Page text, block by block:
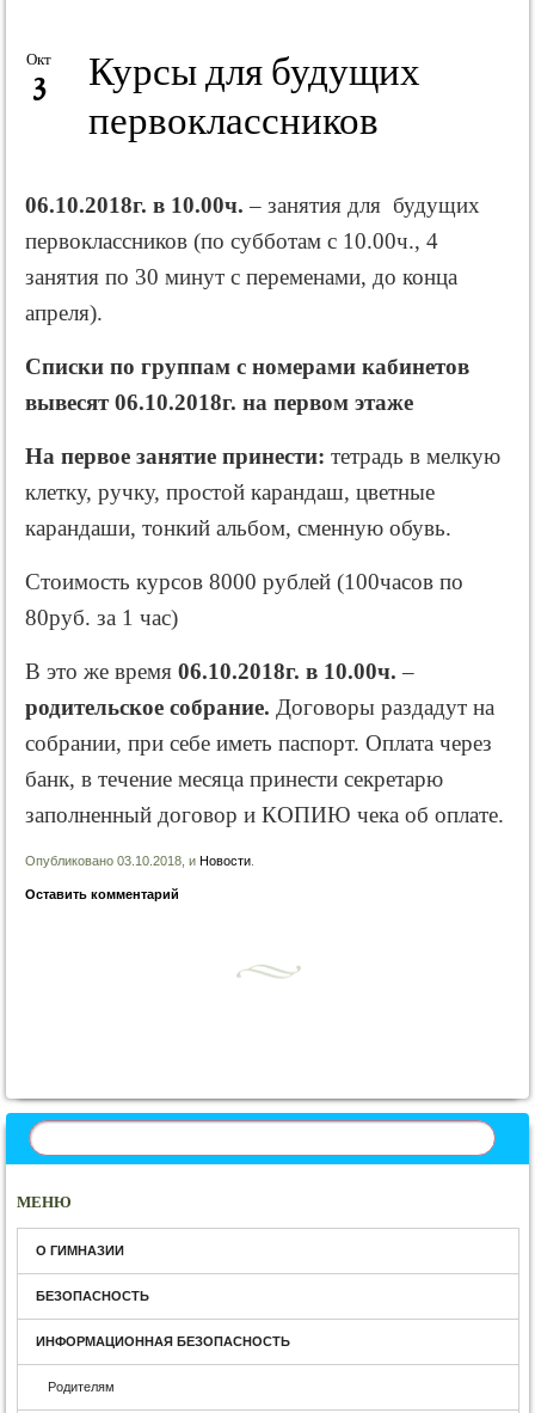
Курсы для будущих
первоклассников
Окт
3
06.10.2018г. в 10.00ч. – занятия для будущих
первоклассников(по субботам с 10.00ч., 4
занятия по 30 минут с переменами, до конца
апреля).
Списки по группам с номерами кабинетов
вывесят 06.10.2018г. на первом этаже
Напервое занятие принести:тетрадь в мелкую
клетку, ручку, простой карандаш, цветные
карандаши, тонкий альбом, сменную обувь.
Стоимость курсов 8000 рублей (100часов по
80руб. за 1 час)
В это же время06.10.2018г. в 10.00ч. –
родительское собрание. Договоры раздадут на
собрании, при себе иметь паспорт. Оплата через
банк, в течение месяца принести секретарю
заполненный договор и КОПИЮ чека об оплате.
Опубликовано 03.10.2018, иНовости
Оставить комментарий
МЕНЮ
О ГИМНАЗИИ
БЕЗОПАСНОСТЬ
ИНФОРМАЦИОННАЯ БЕЗОПАСНОСТЬ
Родителям